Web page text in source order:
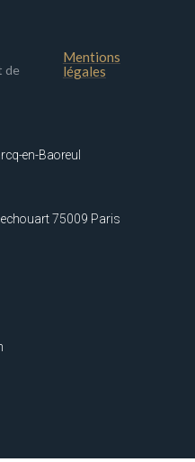
de
Mentions
légales
en-Baoreul
75009 Paris